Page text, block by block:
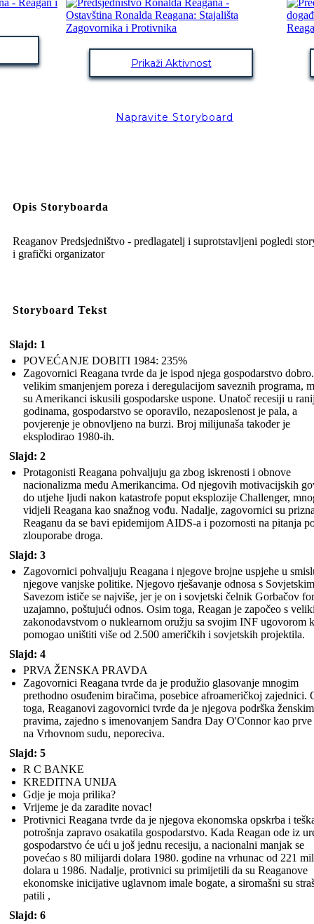
Prikaži Aktivnost
Napravite Storyboard
Opis Storyboarda
Reaganov Predsjedništvo - predlagatelj i suprotstavljeni pogledi
i grafički organizator
Storyboard Tekst
Slajd: 1
POVEĆANJE DOBITI 1984: 235%
Zagovornici Reagana tvrde da je ispod njega gospodarstvo
velikim smanjenjem poreza i deregulacijom saveznih programa,
su Amerikanci iskusili gospodarske uspone. Unatoč recesiji u
godinama, gospodarstvo se oporavilo, nezaposlenost je pala, a
povjerenje je obnovljeno na burzi. Broj milijunaša također je
eksplodirao 1980-ih.
Slajd: 2
Protagonisti Reagana pohvaljuju ga zbog iskrenosti i obnove
nacionalizma među Amerikancima. Od njegovih motivacijskih
do utjehe ljudi nakon katastrofe poput eksplozije Challenger,
vidjeli Reagana kao snažnog vođu. Nadalje, zagovornici su
Reaganu da se bavi epidemijom AIDS-a i pozornosti na pitanja
zlouporabe droga.
Slajd: 3
Zagovornici pohvaljuju Reagana i njegove brojne uspjehe u
njegove vanjske politike. Njegovo rješavanje odnosa s Sovjetskim
Savezom ističe se najviše, jer je on i sovjetski čelnik Gorbačov
uzajamno, poštujući odnos. Osim toga, Reagan je započeo s
zakonodavstvom o nuklearnom oružju sa svojim INF ugovorom
pomogao uništiti više od 2.500 američkih i sovjetskih projektila.
Slajd: 4
PRVA ŽENSKA PRAVDA
Zagovornici Reagana tvrde da je produžio glasovanje mnogim
prethodno osuđenim biračima, posebice afroameričkoj zajednici.
toga, Reaganovi zagovornici tvrde da je njegova podrška ženskim
pravima, zajedno s imenovanjem Sandra Day O'Connor kao prve
na Vrhovnom sudu, neporeciva.
Slajd: 5
R C BANKE
KREDITNA UNIJA
Gdje je moja prilika?
Vrijeme je da zaradite novac!
Protivnici Reagana tvrde da je njegova ekonomska opskrba i
potrošnja zapravo osakatila gospodarstvo. Kada Reagan ode iz
gospodarstvo će ući u još jednu recesiju, a nacionalni manjak se
povećao s 80 milijardi dolara 1980. godine na vrhunac od 221
dolara u 1986. Nadalje, protivnici su primijetili da su Reaganove
ekonomske inicijative uglavnom imale bogate, a siromašni su
patili ,
Slajd: 6